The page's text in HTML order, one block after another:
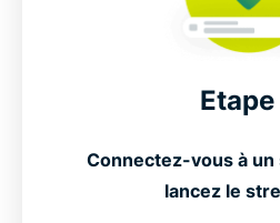
Connectez-vous à un
lancez le